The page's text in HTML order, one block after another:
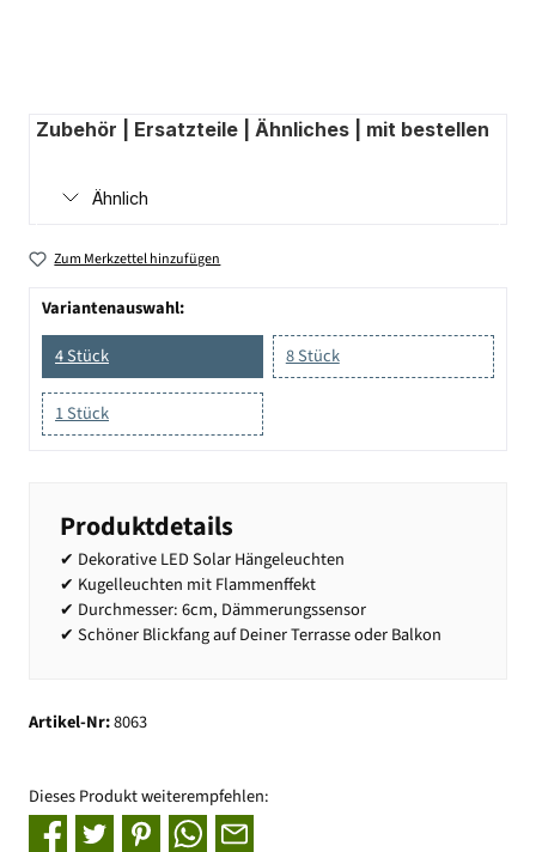
Zubehör | Ersatzteile | Ähnliches | mit bestellen
Ähnlich
Zum Merkzettel hinzufügen
Variantenauswahl:
4 Stück
8 Stück
1 Stück
Produktdetails
✔ Dekorative LED Solar Hängeleuchten
✔ Kugelleuchten mit Flammenffekt
✔ Durchmesser: 6cm, Dämmerungssensor
✔ Schöner Blickfang auf Deiner Terrasse oder Balkon
Artikel-Nr:8063
Dieses Produkt weiterempfehlen: